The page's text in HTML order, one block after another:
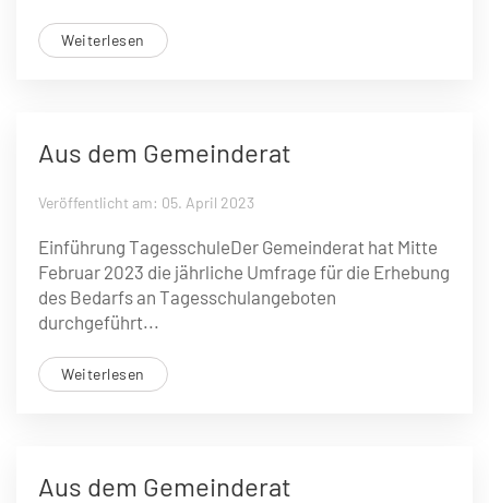
Weiterlesen
Aus dem Gemeinderat
Veröffentlicht am: 05. April 2023
Einführung TagesschuleDer Gemeinderat hat Mitte
Februar 2023 die jährliche Umfrage für die Erhebung
des Bedarfs an Tagesschulangeboten
durchgeführt...
Weiterlesen
Aus dem Gemeinderat